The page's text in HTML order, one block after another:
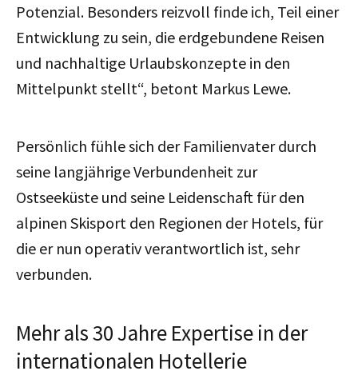
Potenzial. Besonders reizvoll finde ich, Teil einer
Entwicklung zu sein, die erdgebundene Reisen
und nachhaltige Urlaubskonzepte in den
Mittelpunkt stellt“, betont Markus Lewe.
Persönlich fühle sich der Familienvater durch
seine langjährige Verbundenheit zur
Ostseeküste und seine Leidenschaft für den
alpinen Skisport den Regionen der Hotels, für
die er nun operativ verantwortlich ist, sehr
verbunden.
Mehr als 30 Jahre Expertise in der
internationalen Hotellerie